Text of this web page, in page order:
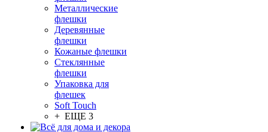
Металлические
флешки
Деревянные
флешки
Кожаные флешки
Стеклянные
флешки
Упаковка для
флешек
Soft Touch
+ ЕЩЕ 3